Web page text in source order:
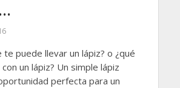
te puede llevar un lápiz? o ¿qué
un lápiz? Un simple lápiz
perfecta para un